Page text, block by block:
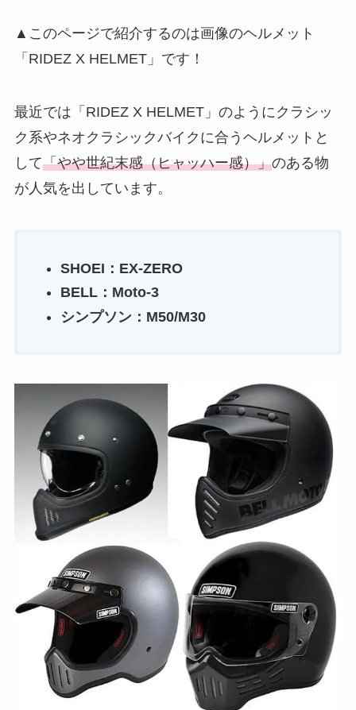
▲このページで紹介するのは画像のヘルメット
「RIDEZ X HELMET」です！
最近では「RIDEZ X HELMET」のようにクラシッ
ク系やネオクラシックバイクに合うヘルメットと
して「やや世紀末感（ヒャッハー感）」のある物
が人気を出しています。
SHOEI：EX-ZERO
BELL：Moto-3
シンプソン：M50/M30